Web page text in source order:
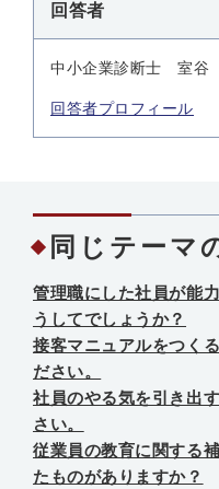
回答者
中小企業診断士 室谷
回答者プロフィール
同じテーマ
管理職にした社員が能
うしてでしょうか？
接客マニュアルをつく
ださい。
社員のやる気を引き出
さい。
従業員の教育に関する
たものがありますか？